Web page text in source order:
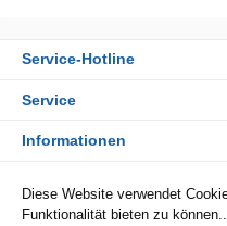
Service-Hotline
Service
Informationen
Sicher Einkaufen
Diese Website verwendet
Funktionalität bieten zu können...